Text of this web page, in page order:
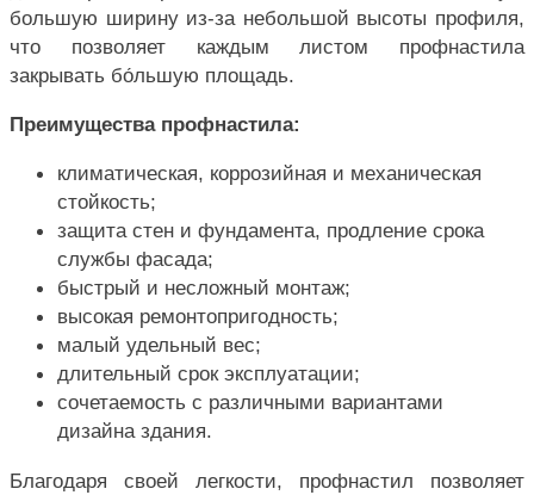
большую ширину из-за небольшой высоты профиля,
что позволяет каждым листом профнастила
закрывать бо́льшую площадь.
Преимущества профнастила:
климатическая, коррозийная и механическая
стойкость;
защита стен и фундамента, продление срока
службы фасада;
быстрый и несложный монтаж;
высокая ремонтопригодность;
малый удельный вес;
длительный срок эксплуатации;
сочетаемость с различными вариантами
дизайна здания.
Благодаря своей легкости, профнастил позволяет